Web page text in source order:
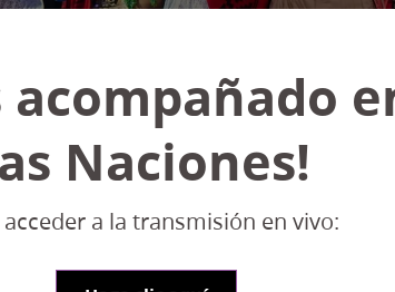
acompañado
Naciones!
acceder a la transmisión en vivo: